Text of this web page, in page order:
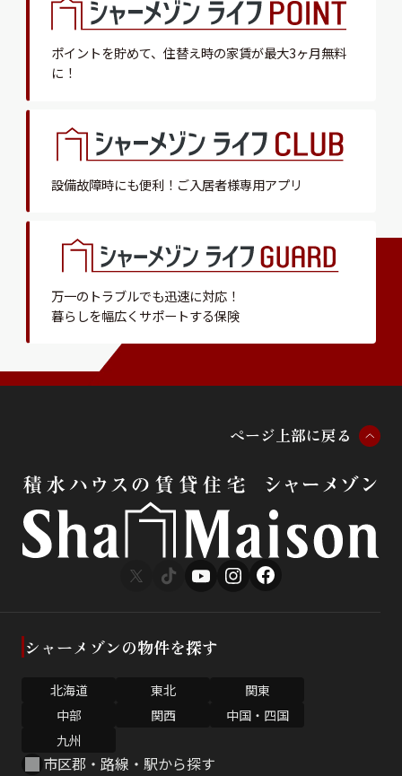
ポイントを貯めて、 住替え時の家賃が最大3ヶ月無料
に！
設備故障時にも便利！ ご入居者様専用アプリ
万一のトラブルでも迅速に対応！
暮らしを幅広くサポートする保険
ページ 上部に戻る
シャーメゾンの物件を探す
北海道 東北
関東
中部
関西
中国・四国
九州
市区郡・路線・駅から探す